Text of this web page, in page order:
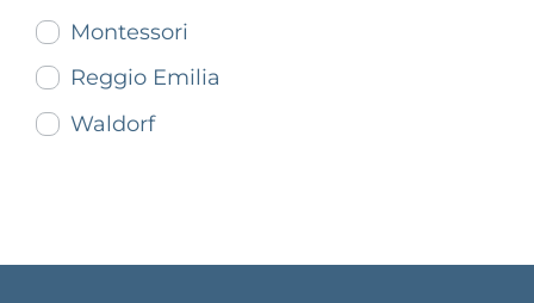
Montessori
Reggio Emilia
Waldorf